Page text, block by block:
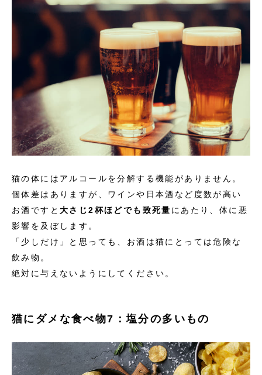
猫の体にはアルコールを分解する機能がありません。
個体差はありますが、ワインや日本酒など度数が高い
お酒ですと 大さじ2杯ほどでも致死量 にあたり、体に悪
影響を及ぼします。
「少しだけ」と思っても、お酒は猫にとっては危険な
飲み物。
絶対に与えないようにしてください。
猫にダメな食べ物7：塩分の多いもの